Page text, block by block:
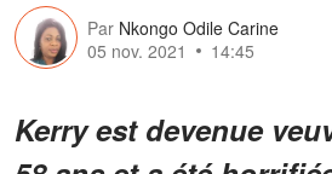
Par Nkongo Odile Carine
05 nov. 2021
14:45
Kerry est devenue